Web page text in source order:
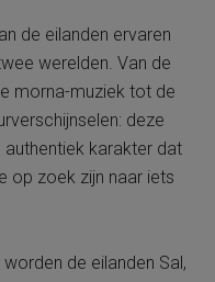
de eilanden ervaren
werelden. Van de
morna-muziek tot de
deze
authentiek karakter dat
op zoek zijn naar iets
de eilanden Sal,